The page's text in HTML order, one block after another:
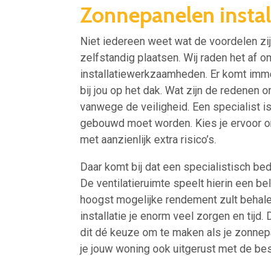
Zonnepanelen
Niet iedereen weet wat de voordelen
zelfstandig plaatsen. Wij raden het af
installatiewerkzaamheden. Er komt
bij jou op het dak. Wat zijn de redenen
vanwege de veiligheid. Een specialist
gebouwd moet worden. Kies je ervoor
met aanzienlijk extra risico’s.
Daar komt bij dat een specialistisch
De ventilatieruimte speelt hierin een
hoogst mogelijke rendement zult
installatie je enorm veel zorgen en tijd.
dit dé keuze om te maken als je
je jouw woning ook uitgerust met de